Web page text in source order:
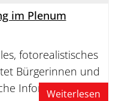
im Plenum
fotorealistisches
Bürgerinnen und
Informationen
Weiterlesen